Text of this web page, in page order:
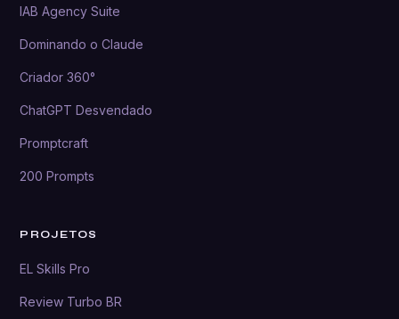
IAB Agency Suite
Dominando o Claude
Criador 360°
ChatGPT Desvendado
Promptcraft
200 Prompts
PROJETOS
EL Skills Pro
Review Turbo BR